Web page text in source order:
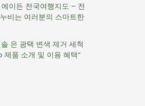
이든 전국여행지도 – 전
비는 여러분의 스마트한
은 광택 변색 제거 세척
제품 소개 및 이용 혜택”